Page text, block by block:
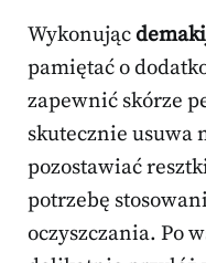
Wykonując
pamiętać o
zapewnić skórze
skutecznie usuwa
pozostawiać
potrzebę
oczyszczania. Po